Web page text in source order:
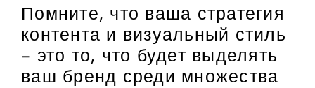
Помните, что ваша стратегия
контента и визуальный стиль
– это то, что будет выделять
ваш бренд среди множества